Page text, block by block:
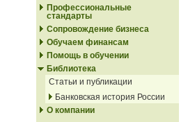
Профессиональные
стандарты
Сопровождение бизнеса
Обучаем финансам
Помощь в обучении
Библиотека
Статьи и публикации
Банковская история России
О компании